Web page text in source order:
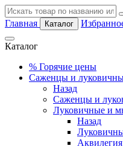
Главная Каталог
Каталог
% Горячие цены
Саженцы и
Назад
Саженцы и
Луковичные и
Назад
Аквилегия